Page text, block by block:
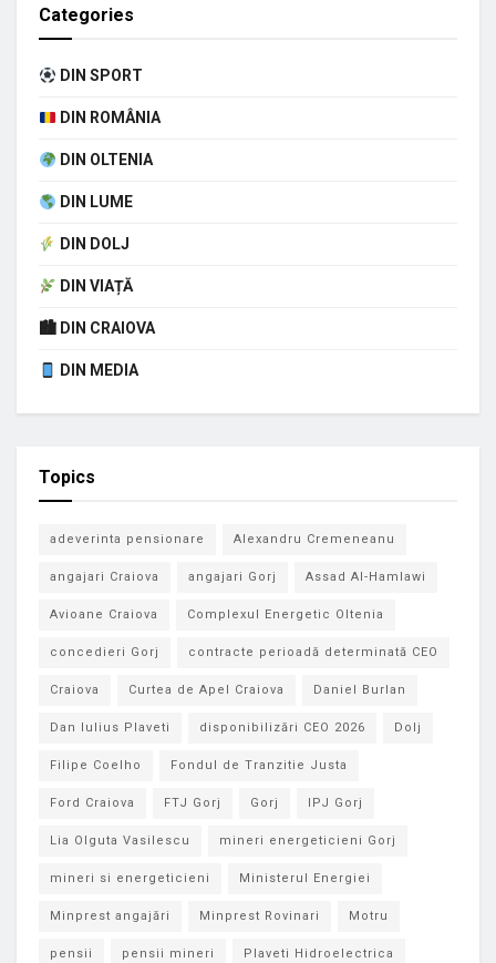
Categories
DIN SPORT
DIN ROMÂNIA
DIN OLTENIA
DIN LUME
DIN DOLJ
DIN VIAȚĂ
🏙 DIN CRAIOVA
DIN MEDIA
Topics
adeverinta pensionare Alexandru Cremeneanu
angajari Craiova angajari Gorj Assad Al-Hamlawi
Avioane Craiova Complexul Energetic Oltenia
concedieri Gorj contracte perioadă determinată CEO
Craiova Curtea de Apel Craiova Daniel Burlan
Dan Iulius Plaveti disponibilizări CEO 2026 Dolj
Filipe Coelho Fondul de Tranzitie Justa
Ford Craiova FTJ Gorj Gorj IPJ Gorj
Lia Olguta Vasilescu mineri energeticieni Gorj
mineri si energeticieni Ministerul Energiei
Minprest angajări Minprest Rovinari Motru
pensii pensii mineri Plaveti Hidroelectrica